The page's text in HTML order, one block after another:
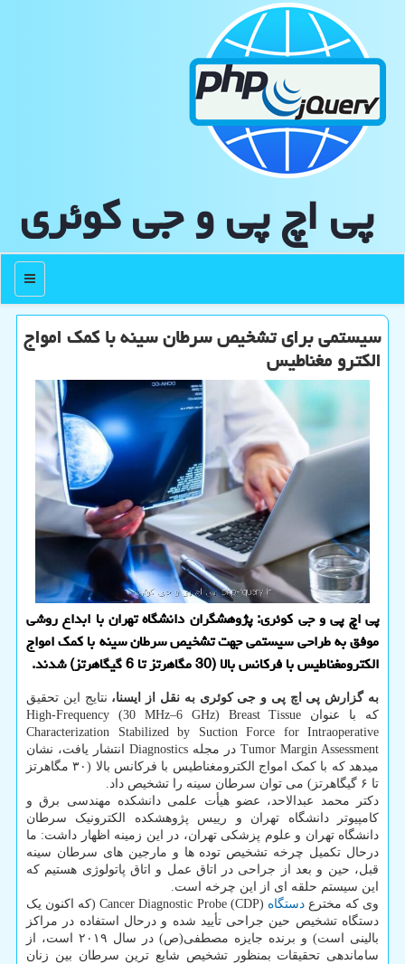
پی اچ پی و جی كوئری
منو
سیستمی برای تشخیص سرطان سینه با کمک امواج
الکترو مغناطیس
پی اچ پی و جی کوئری: پژوهشگران دانشگاه تهران با ابداع روشی
موفق به طراحی سیستمی جهت تشخیص سرطان سینه با کمک امواج
الکترومغناطیس با فرکانس بالا (30 مگاهرتز تا 6 گیگاهرتز) شدند.
به گزارش پی اچ پی و جی کوئری به نقل از ایسنا، نتایج این تحقیق
که با عنوان High-Frequency (30 MHz–6 GHz) Breast Tissue
Characterization Stabilized by Suction Force for Intraoperative
Tumor Margin Assessment در مجله Diagnostics انتشار یافت، نشان
میدهد که با کمک امواج الکترومغناطیس با فرکانس بالا (۳۰ مگاهرتز
تا ۶ گیگاهرتز) می توان سرطان سینه را تشخیص داد.
دکتر محمد عبدالاحد، عضو هیأت علمی دانشکده مهندسی برق و
کامپیوتر دانشگاه تهران و رییس پژوهشکده الکترونیک سرطان
دانشگاه تهران و علوم پزشکی تهران، در این زمینه اظهار داشت: ما
درحال تکمیل چرخه تشخیص توده ها و مارجین های سرطان سینه
قبل، حین و بعد از جراحی در اتاق عمل و اتاق پاتولوژی هستیم که
این سیستم حلقه ای از این چرخه است.
وی که مخترعدستگاه
(CDP) Cancer Diagnostic Probe (که اکنون یک
دستگاه تشخیص حین جراحی تأیید شده و درحال استفاده در مراکز
بالینی است) و برنده جایزه مصطفی(ص) در سال ۲۰۱۹ است، از
ساماندهی تحقیقات بمنظور تشخیص شایع ترین سرطان بین زنان